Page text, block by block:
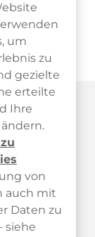
per
um
zu
gezielte
erteilte
Ihre
von
auch mit
Daten zu
siehe